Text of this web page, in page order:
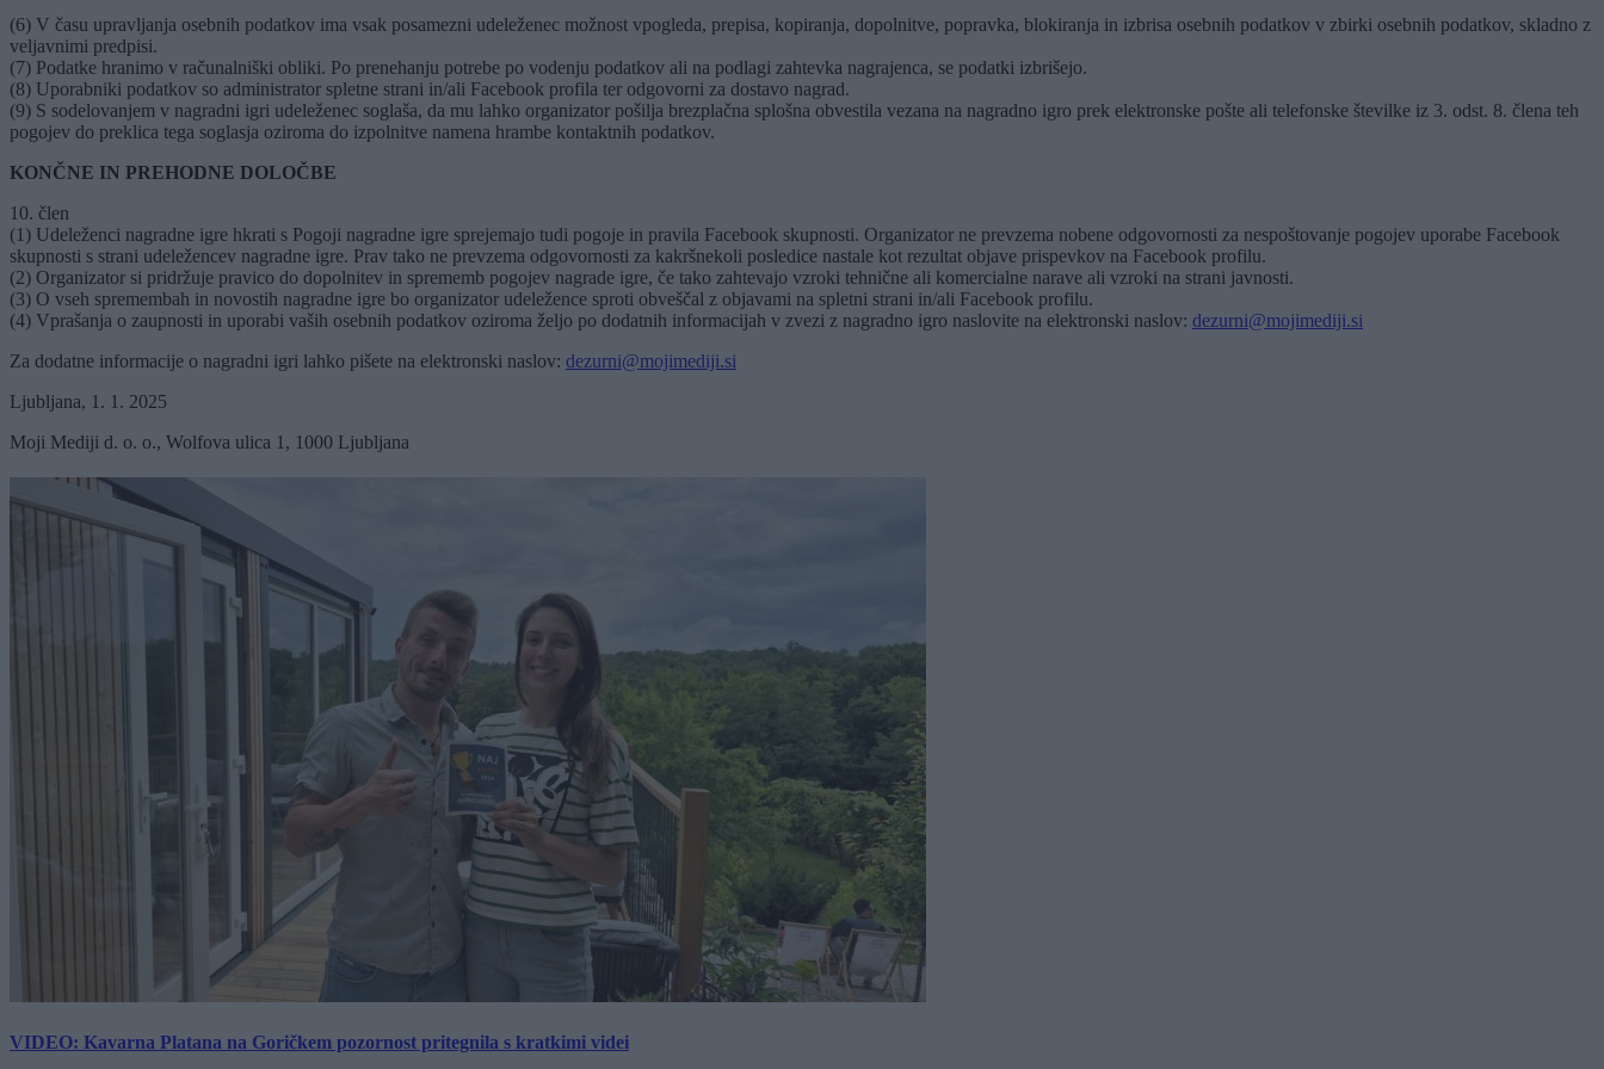
(6) V času upravljanja osebnih podatkov ima vsak posamezni udeleženec možnost vpogleda, prepisa, kopiranja, dopolnitve, popravka, blokiranja in izbrisa osebnih podatkov v zbirki osebnih podatkov, skladno z
veljavnimi predpisi.
(7) Podatke hranimo v računalniški obliki. Po prenehanju potrebe po vodenju podatkov ali na podlagi zahtevka nagrajenca, se podatki izbrišejo.
(8) Uporabniki podatkov so administrator spletne strani in/ali Facebook profila ter odgovorni za dostavo nagrad.
(9) S sodelovanjem v nagradni igri udeleženec soglaša, da mu lahko organizator pošilja brezplačna splošna obvestila vezana na nagradno igro prek elektronske pošte ali telefonske številke iz 3. odst. 8. člena teh
pogojev do preklica tega soglasja oziroma do izpolnitve namena hrambe kontaktnih podatkov.
KONČNE IN PREHODNE DOLOČBE
10. člen
(1) Udeleženci nagradne igre hkrati s Pogoji nagradne igre sprejemajo tudi pogoje in pravila Facebook skupnosti. Organizator ne prevzema nobene odgovornosti za nespoštovanje pogojev uporabe Facebook
skupnosti s strani udeležencev nagradne igre. Prav tako ne prevzema odgovornosti za kakršnekoli posledice nastale kot rezultat objave prispevkov na Facebook profilu.
(2) Organizator si pridržuje pravico do dopolnitev in sprememb pogojev nagrade igre, če tako zahtevajo vzroki tehnične ali komercialne narave ali vzroki na strani javnosti.
(3) O vseh spremembah in novostih nagradne igre bo organizator udeležence sproti obveščal z objavami na spletni strani in/ali Facebook profilu.
(4) Vprašanja o zaupnosti in uporabi vaših osebnih podatkov oziroma željo po dodatnih informacijah v zvezi z nagradno igro naslovite na elektronski naslov: dezurni@mojimediji.si
Za dodatne informacije o nagradni igri lahko pišete na elektronski naslov: dezurni@mojimediji.si
Ljubljana, 1. 1. 2025
Moji Mediji d. o. o., Wolfova ulica 1, 1000 Ljubljana
VIDEO: Kavarna Platana na Goričkem pozornost pritegnila s kratkimi videi